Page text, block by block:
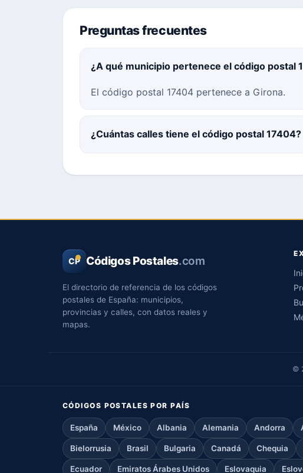
Preguntas frecuentes
¿A qué municipio pertenece el código postal
El código postal 17404 pertenece a Girona.
¿Cuántas calles tiene el código postal 17404?
CP Códigos Postales.com
El directorio de referencia de los códigos
postales de España: municipios,
provincias y calles, con datos reales y
mapas.
©
CÓDIGOS POSTALES POR PAÍS
España México Albania Alemania Andorra
Bielorrusia Brasil Bulgaria Canadá Chequia
Ecuador Emiratos Árabes Unidos Eslovaquia